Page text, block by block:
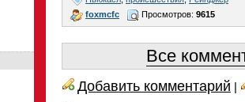
foxmcfc
Просмотров: 9615
Все
Добавить комментарий |